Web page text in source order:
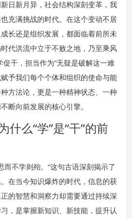
日新月异，社会结构深刻变革，我
充满挑战的时代。在这个变动不居
长还是组织发展，都面临着前所未
代洪流中立于不败之地，乃至乘风
促干，担当作为”无疑是破解这一难
予我们每个个体和组织的使命与能
方法论，更是一种精神状态、一种
断向前发展的核心引擎。
什么“学”是“干”的前
而不学则殆。”这句古语深刻揭示了
在当今知识爆炸的时代，信息的获
的智慧和洞察力却需要通过持续深
，是掌握新知识、新技能，提升认